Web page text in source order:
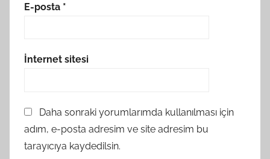
E-posta *
İnternet sitesi
Daha sonraki yorumlarımda kullanılması için
adım, e-posta adresim ve site adresim bu
tarayıcıya kaydedilsin.